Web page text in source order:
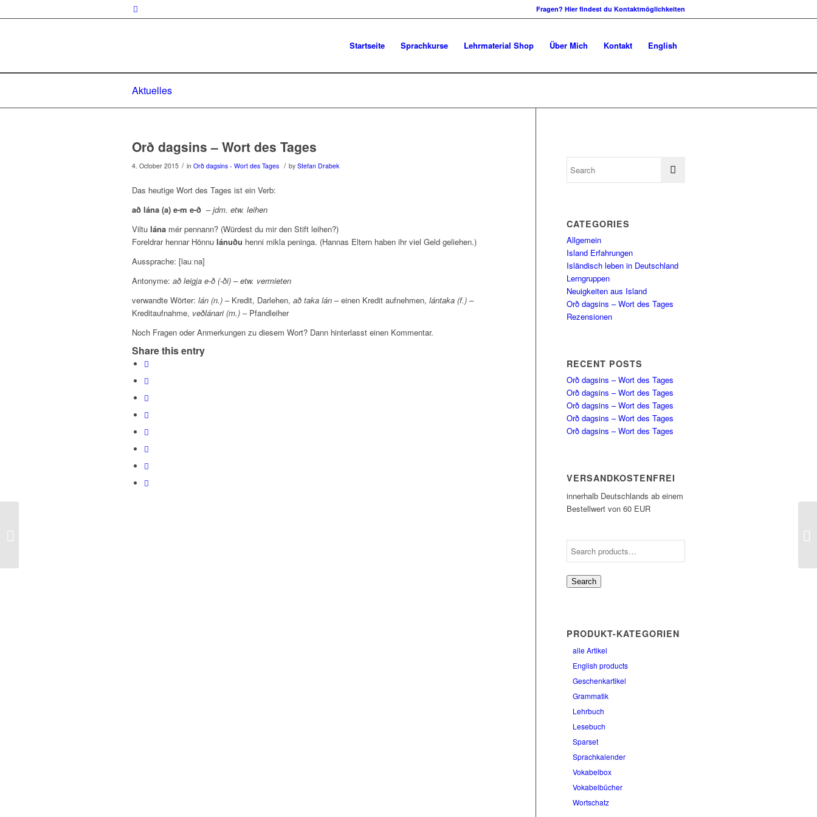
Fragen? Hier findest du Kontaktmöglichkeiten
Startseite Sprachkurse Lehrmaterial Shop Über Mich Kontakt English
Aktuelles
Orð dagsins – Wort des Tages
4. October 2015 / in Orð dagsins - Wort des Tages / by Stefan Drabek
Das heutige Wort des Tages ist ein Verb:
að lána (a) e-m e-ð –jdm. etw. leihen
Viltu lána mér pennann? (Würdest du mir den Stift leihen?)
Foreldrar hennar Hönnu lánuðu henni mikla peninga. (Hannas Eltern haben ihr viel Geld geliehen.)
Aussprache: [lauːna]
Antonyme: að leigja e-ð (-ði) – etw. vermieten
verwandte Wörter: lán (n.) – Kredit, Darlehen, að taka lán – einen Kredit aufnehmen, lántaka (f.) –
Kreditaufnahme, veðlánari (m.) – Pfandleiher
Noch Fragen oder Anmerkungen zu diesem Wort? Dann hinterlasst einen Kommentar.
Share this entry
CATEGORIES
Allgemein
Island Erfahrungen
Isländisch leben in Deutschland
Lerngruppen
Neuigkeiten aus Island
Orð dagsins – Wort des Tages
Rezensionen
RECENT POSTS
Orð dagsins – Wort des Tages
Orð dagsins – Wort des Tages
Orð dagsins – Wort des Tages
Orð dagsins – Wort des Tages
Orð dagsins – Wort des Tages
VERSANDKOSTENFREI
innerhalb Deutschlands ab einem
Bestellwert von 60 EUR
Search
PRODUKT-KATEGORIEN
alle Artikel
English products
Geschenkartikel
Grammatik
Lehrbuch
Lesebuch
Sparset
Sprachkalender
Vokabelbox
Vokabelbücher
Wortschatz